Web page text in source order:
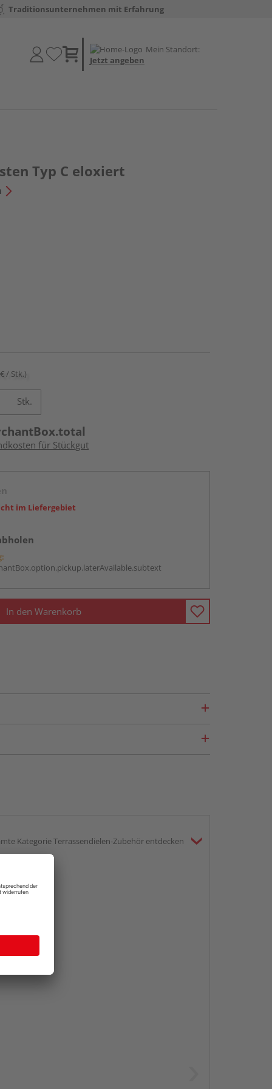
Traditionsunternehmen mit Erfahrung
Mein Standort:
Jetzt angeben
Typ C eloxiert
/ Stk.)
Stk.
für Stückgut
im Liefergebiet
In den Warenkorb
Kategorie Terrassendielen-Zubehör entdecken